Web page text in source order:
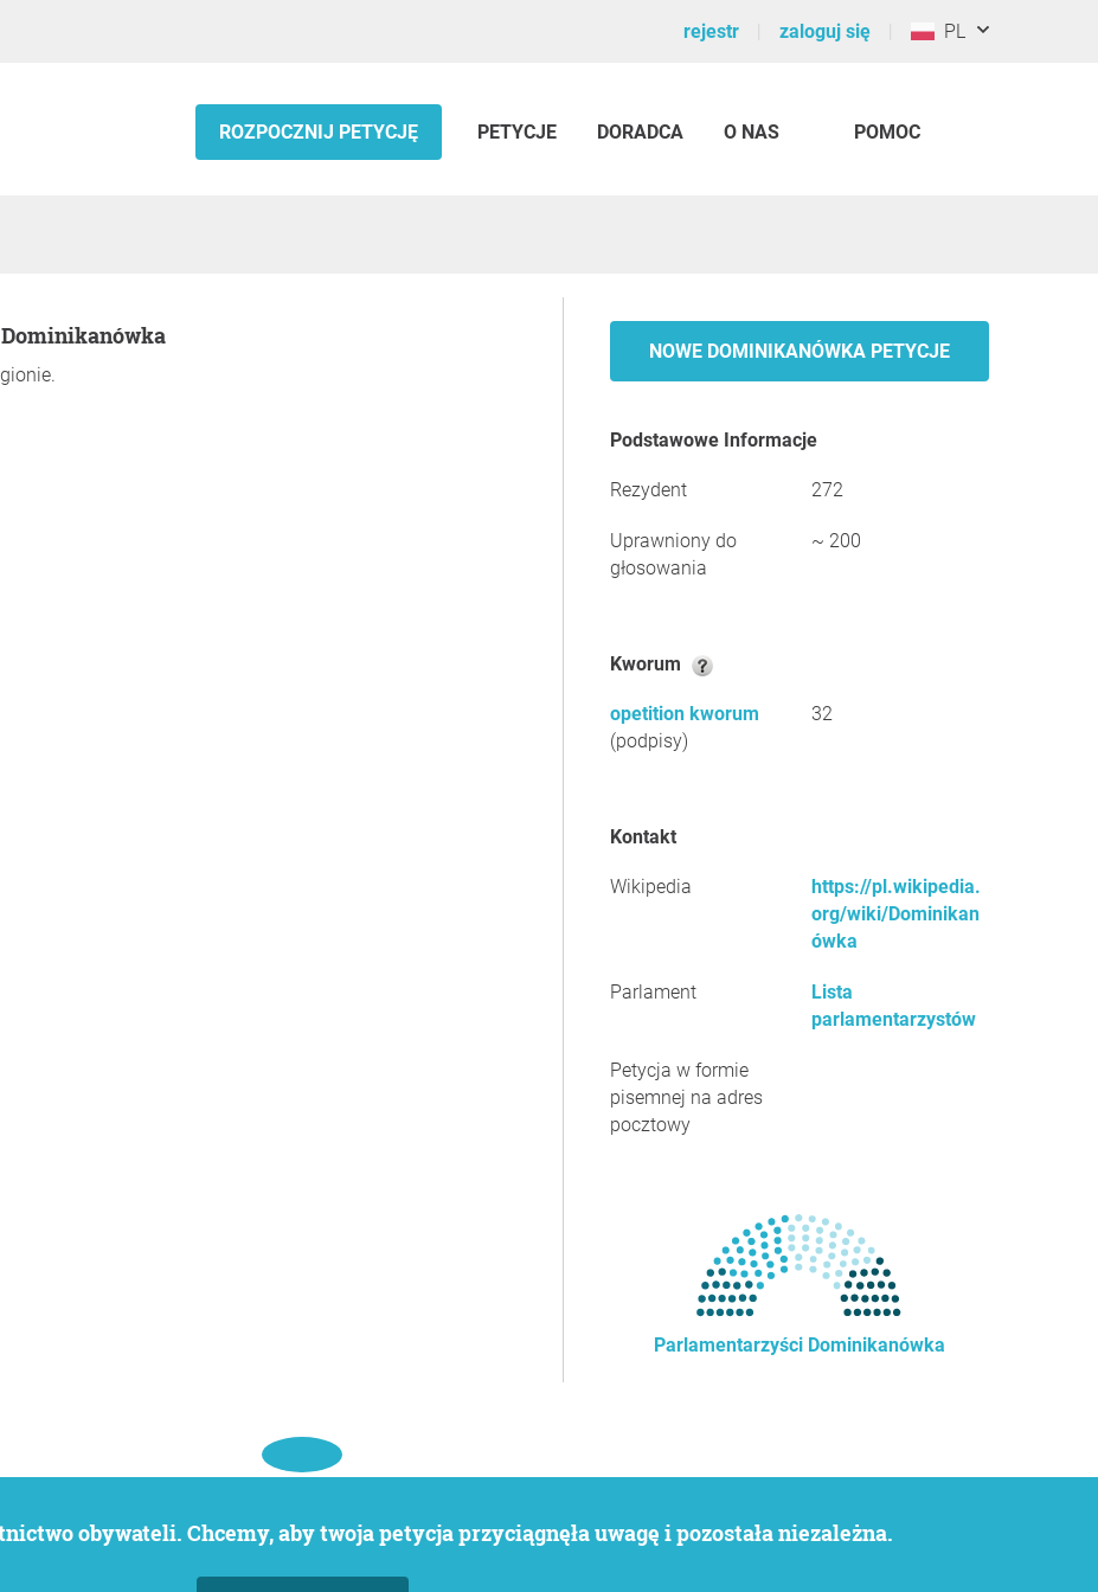
rejestr zaloguj się PL
ROZPOCZNIJ PETYCJĘ PETYCJE DORADCA O NAS POMOC
Dominikanówka
NOWE DOMINIKANÓWKA PETYCJE
Podstawowe Informacje
Rezydent 272
Uprawniony do
głosowania
~ 200
Kworum
opetition kworum
(podpisy)
32
Kontakt
Wikipedia
https://pl.wikipedia.
org/wiki/Dominikan
ówka
Parlament
Lista
parlamentarzystów
Petycja w formie
pisemnej na adres
pocztowy
Parlamentarzyści Dominikanówka
obywateli. Chcemy, aby twoja petycja przyciągnęła uwagę i pozostała niezależna.